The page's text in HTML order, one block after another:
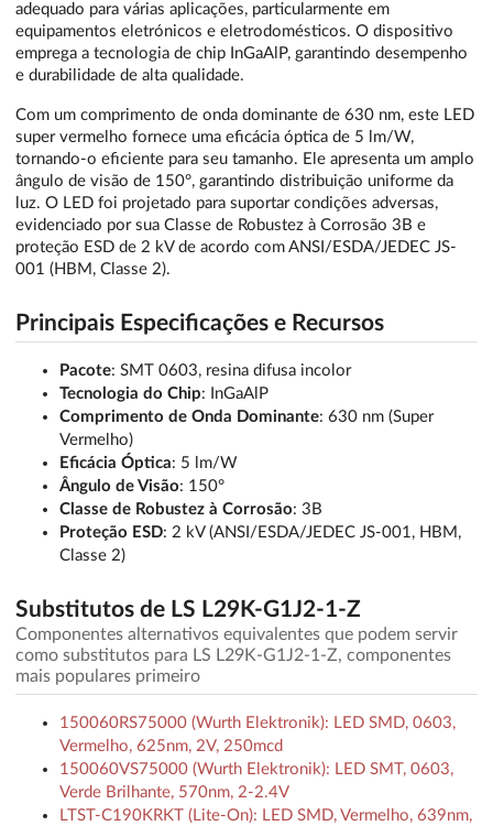
adequado para várias aplicações, particularmente em
equipamentos eletrónicos e eletrodomésticos. O dispositivo
emprega a tecnologia de chip InGaAlP, garantindo desempenho
e durabilidade de alta qualidade.
Com um comprimento de onda dominante de 630 nm, este LED
super vermelho fornece uma eficácia óptica de 5 lm/W,
tornando-o eficiente para seu tamanho. Ele apresenta um amplo
ângulo de visão de 150°, garantindo distribuição uniforme da
luz. O LED foi projetado para suportar condições adversas,
evidenciado por sua Classe de Robustez à Corrosão 3B e
proteção ESD de 2 kV de acordo com ANSI/ESDA/JEDEC JS-
001 (HBM, Classe 2).
Principais Especificações e Recursos
Pacote: SMT 0603, resina difusa incolor
Tecnologia do Chip: InGaAlP
Comprimento de Onda Dominante: 630 nm (Super
Vermelho)
Eficácia Óptica: 5 lm/W
Ângulo de Visão: 150°
Classe de Robustez à Corrosão: 3B
Proteção ESD: 2 kV (ANSI/ESDA/JEDEC JS-001, HBM,
Classe 2)
Substitutos de LS L29K-G1J2-1-Z
Componentes alternativos equivalentes que podem servir
como substitutos para LS L29K-G1J2-1-Z, componentes
mais populares primeiro
150060RS75000 (Wurth Elektronik): LED SMD, 0603,
Vermelho, 625nm, 2V, 250mcd
150060VS75000 (Wurth Elektronik): LED SMT, 0603,
Verde Brilhante, 570nm, 2-2.4V
LTST-C190KRKT (Lite-On): LED SMD, Vermelho, 639nm,